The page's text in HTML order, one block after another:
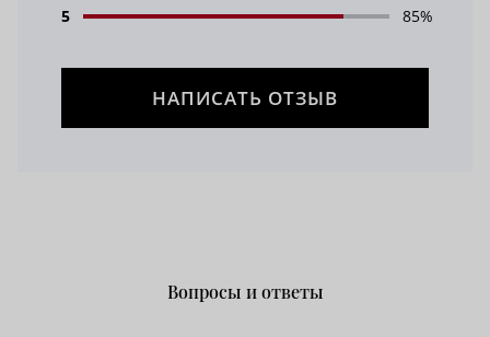
5
85%
НАПИСАТЬ ОТЗЫВ
Вопросы и ответы